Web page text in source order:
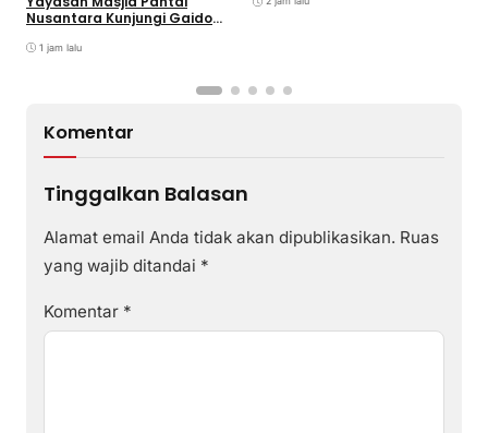
Nusantara Kunjungi Gaido
Pengembangan Ekonomi
1 jam lalu
Komentar
Tinggalkan Balasan
Alamat email Anda tidak akan dipublikasikan. Ruas
yang wajib ditandai *
Komentar *